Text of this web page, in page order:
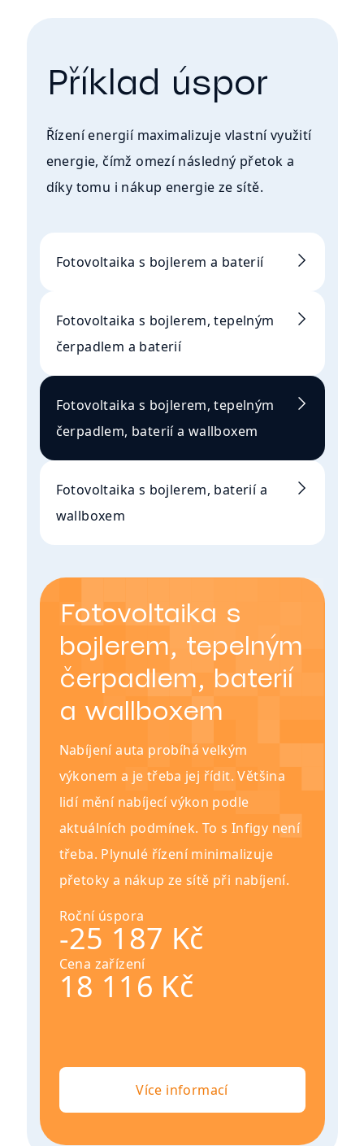
Příklad úspor
Řízení energií maximalizuje vlastní využití
energie, čímž omezí následný přetok a
díky tomu i nákup energie ze sítě.
Fotovoltaika s bojlerem a baterií
Fotovoltaika s bojlerem, tepelným
čerpadlem a baterií
Fotovoltaika s bojlerem, tepelným
čerpadlem, baterií a wallboxem
Fotovoltaika s bojlerem, baterií a
wallboxem
Fotovoltaika s
bojlerem, tepelným
čerpadlem, baterií
a wallboxem
Nabíjení auta probíhá velkým
výkonem a je třeba jej řídit. Většina
lidí mění nabíjecí výkon podle
aktuálních podmínek. To s Infigy není
třeba. Plynulé řízení minimalizuje
přetoky a nákup ze sítě při nabíjení.
Roční úspora
-25 187 Kč
Cena zařízení
18 116 Kč
Více informací